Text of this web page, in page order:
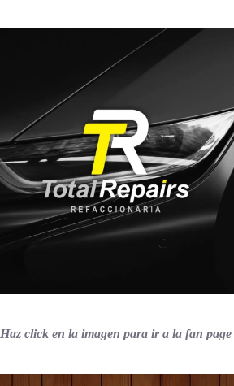
Haz click en la imagen para ir a la fan page